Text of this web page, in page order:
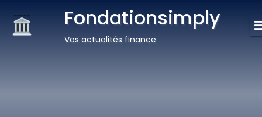
Fondationsimply
Vos actualités finance